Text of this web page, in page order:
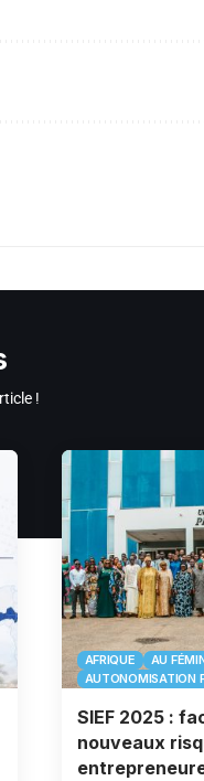
!
AFRIQUE
AU
AUTONOMISATION
SIEF 2025 :
nouveaux